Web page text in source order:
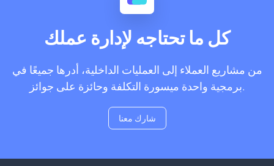
كل ما تحتاجه لإدارة عملك
من مشاريع العملاء إلى العمليات الداخلية، أدرها جميعًا في
برمجية واحدة ميسورة التكلفة وحائزة على جوائز.
شارك معنا